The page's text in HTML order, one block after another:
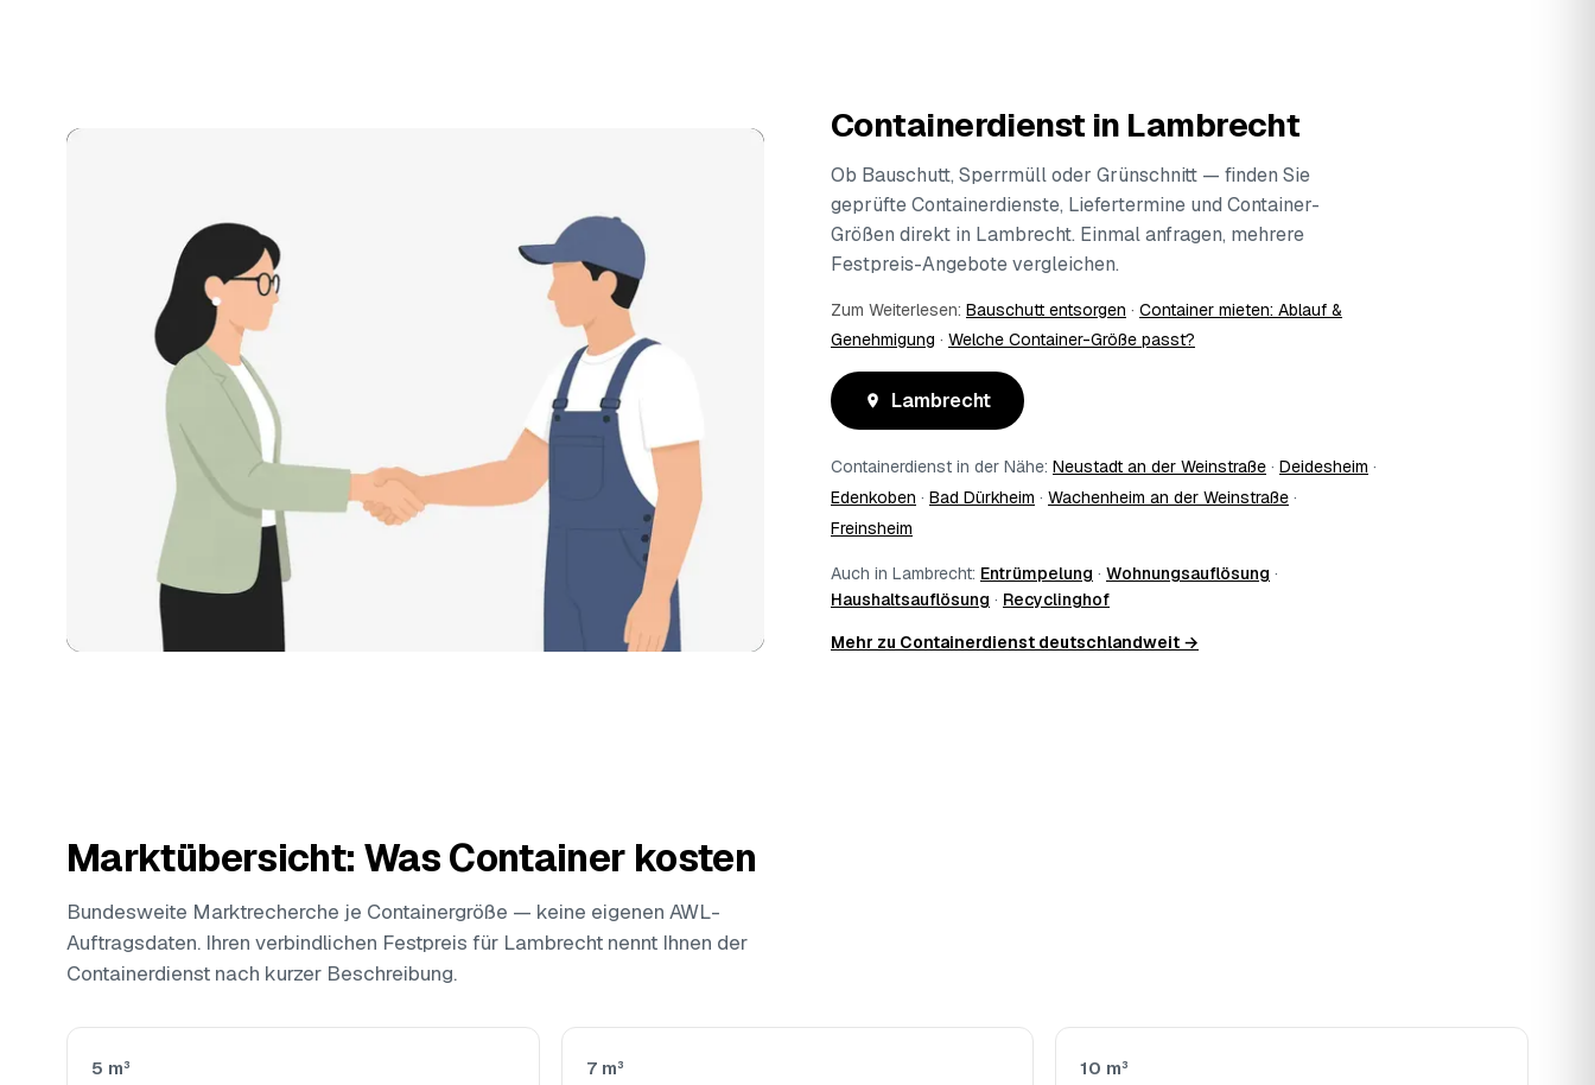
Containerdienst in Lambrecht
Ob Bauschutt, Sperrmüll oder Grünschnitt — finden Sie
geprüfte Containerdienste, Liefertermine und Container-
Größen direkt in Lambrecht. Einmal anfragen, mehrere
Festpreis-Angebote vergleichen.
Zum Weiterlesen: Bauschutt entsorgen · Container mieten: Ablauf &
Genehmigung · Welche Container-Größe passt?
Lambrecht
Containerdienst in der Nähe: Neustadt an der Weinstraße · Deidesheim ·
Edenkoben · Bad Dürkheim · Wachenheim an der Weinstraße ·
Freinsheim
Auch in Lambrecht: Entrümpelung · Wohnungsauflösung ·
Haushaltsauflösung · Recyclinghof
Mehr zu Containerdienst deutschlandweit →
Marktübersicht: Was Container kosten
Bundesweite Marktrecherche je Containergröße — keine eigenen AWL-
Auftragsdaten. Ihren verbindlichen Festpreis für Lambrecht nennt Ihnen der
Containerdienst nach kurzer Beschreibung.
5 m³ 7 m³ 10 m³